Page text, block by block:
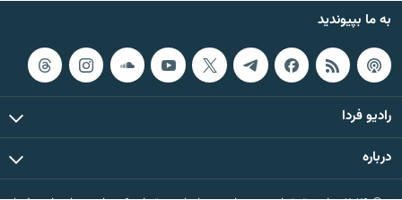
به ما بپیوندید
رادیو فردا
درباره